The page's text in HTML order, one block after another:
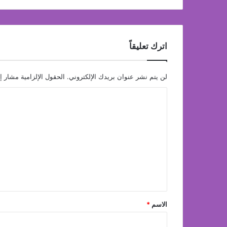
اترك تعليقاً
لن يتم نشر عنوان بريدك الإلكتروني. الحقول الإلزامية مشار
*
الاسم *